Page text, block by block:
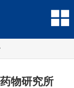
物研究所